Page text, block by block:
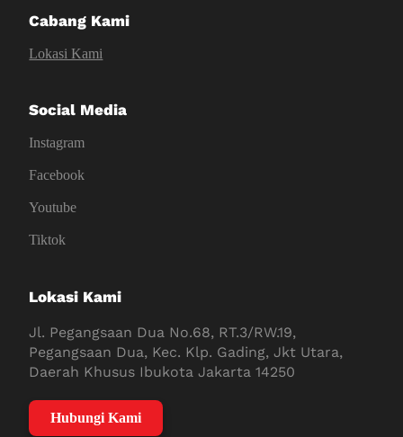
Cabang Kami
Lokasi Kami
Social Media
Instagram
Facebook
Youtube
Tiktok
Lokasi Kami
Jl. Pegangsaan Dua No.68, RT.3/RW.19,
Pegangsaan Dua, Kec. Klp. Gading, Jkt Utara,
Daerah Khusus Ibukota Jakarta 14250
Hubungi Kami